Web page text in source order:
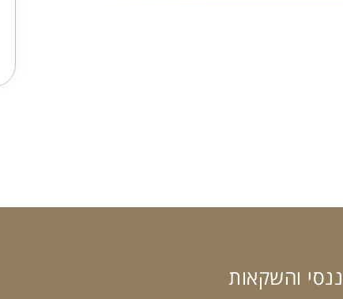
והשקאות